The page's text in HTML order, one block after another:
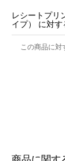
レシートプリ
イプ） に対
この商品に対